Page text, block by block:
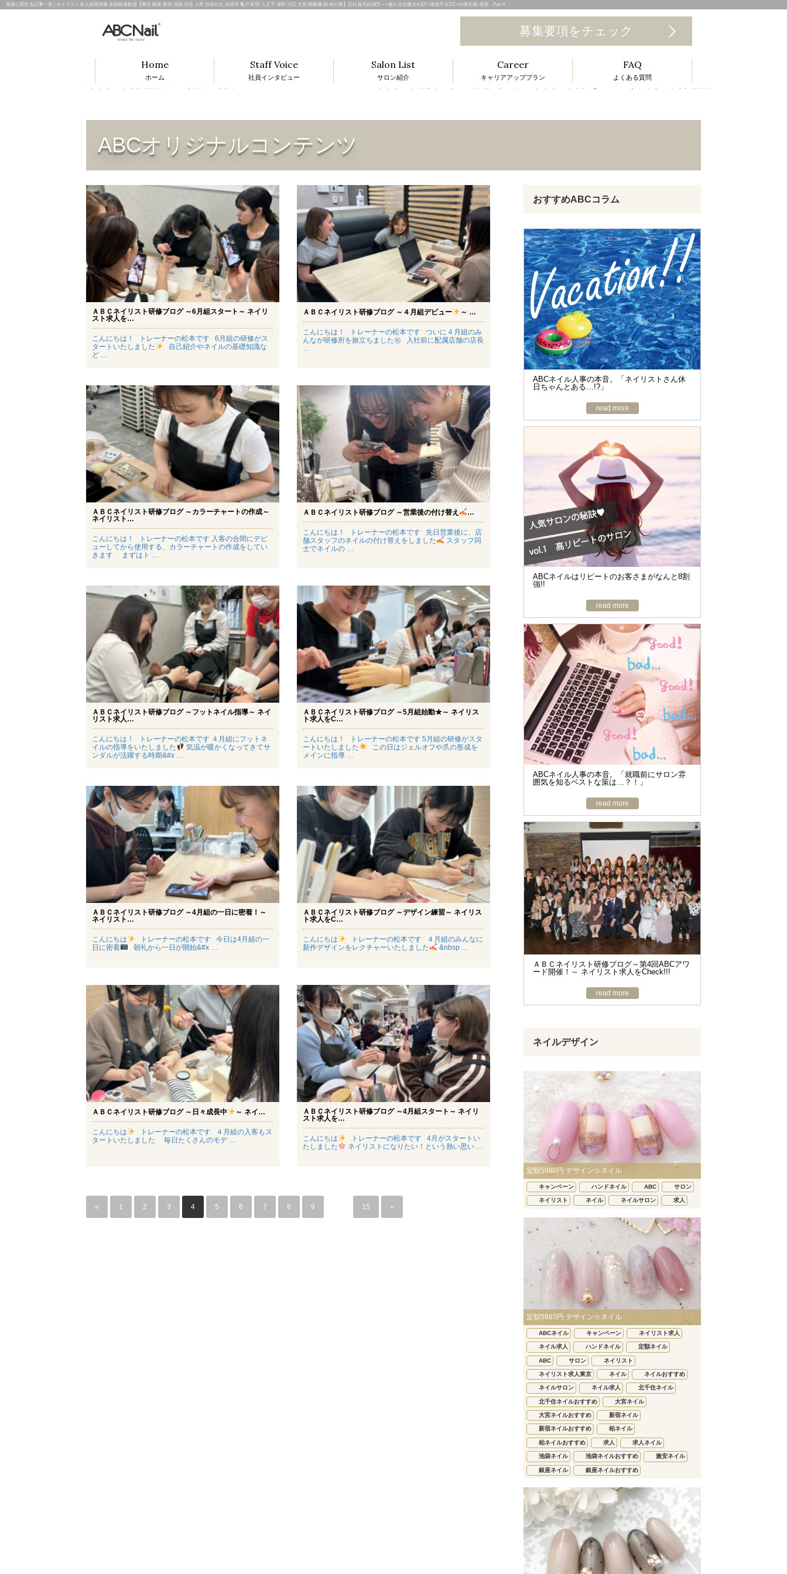
美容に関する記事一覧 | ネイリスト求人採用情報 未経験者歓迎【東京 銀座 新宿 池袋 渋谷 上野 自由が丘 吉祥寺 亀戸 町田 八王子 浦和 川口 大宮 南船橋 柏 柏の葉】正社員月給28万～+個人歩合最大4.3万+達成手当2万+社保完備♪美容 - Part 4
T
o
g
g
e
v
o
n
募集要項をチェック
Home
ホーム
Staff Voice
社員インタビュー
Salon List
サロン紹介
Career
キャリアアッププラン
FAQ
よくある質問
ＡＢＣネイリスト研修ブログ ～6月組スタート～ ネイリスト求人をCheck!!! | ネイリスト求人情報
ネイリスト求人情報TOP 4頁目
ABCオリジナルコンテンツ
ＡＢＣネイリスト研修ブログ ～6月組スタート～ ネイリ
スト求人を…
こんにちは！ トレーナーの松本です 6月組の研修がス
タートいたしました
自己紹介やネイルの基礎知識な
ど …
ＡＢＣネイリスト研修ブログ ～４月組デビュー ～ …
こんにちは！ トレーナーの松本です ついに４月組のみ
んなが研修所を旅立ちました㊗ 入社前に配属店舗の店長
…
ＡＢＣネイリスト研修ブログ ～カラーチャートの作成～
ネイリスト…
こんにちは！ トレーナーの松本です 入客の合間にデビ
ューしてから使用する、カラーチャートの作成をしてい
きます まずはト …
ＡＢＣネイリスト研修ブログ ～営業後の付け替え …
こんにちは！ トレーナーの松本です 先日営業後に、店
舗スタッフのネイルの付け替えをしました
スタッフ同
士でネイルの …
ＡＢＣネイリスト研修ブログ ～フットネイル指導～ ネイ
リスト求人…
こんにちは！ トレーナーの松本です ４月組にフットネ
イルの指導をいたしました
気温が暖かくなってきてサ
ンダルが活躍する時期&#x …
ＡＢＣネイリスト研修ブログ ～5月組始動★～ ネイリス
ト求人をC…
こんにちは！ トレーナーの松本です 5月組の研修がスタ
ートいたしました
この日はジェルオフや爪の形成を
メインに指導 …
ＡＢＣネイリスト研修ブログ ～4月組の一日に密着！～
ネイリスト…
こんにちは
トレーナーの松本です 今日は4月組の一
日に密着
朝礼から一日が開始&#x …
ＡＢＣネイリスト研修ブログ ～デザイン練習～ ネイリス
ト求人をC…
こんにちは
トレーナーの松本です ４月組のみんなに
新作デザインをレクチャーいたしました
&nbsp …
ＡＢＣネイリスト研修ブログ ～日々成長中 ～ ネイ…
こんにちは
トレーナーの松本です ４月組の入客もス
タートいたしました 毎日たくさんのモデ …
ＡＢＣネイリスト研修ブログ ～4月組スタート～ ネイリ
スト求人を…
こんにちは
トレーナーの松本です 4月がスタートい
たしました
ネイリストになりたい！という熱い思い …
« 1 2 3 4 5 6 7 8 9 15 »
おすすめABCコラム
ABCネイル人事の本音。「ネイリストさん休
日ちゃんとある…!?」
read more
ABCネイルはリピートのお客さまがなんと8割
強!!
read more
ABCネイル人事の本音。「就職前にサロン雰
囲気を知るベストな策は…？！」
read more
ＡＢＣネイリスト研修ブログ～第4回ABCアワ
ード開催！～ ネイリスト求人をCheck!!!
read more
ネイルデザイン
定額5980円 デザイン☆ネイル
キャンペーン ハンドネイル ABC サロン
ネイリスト ネイル ネイルサロン 求人
定額5980円 デザイン☆ネイル
ABCネイル キャンペーン ネイリスト求人
ネイル求人 ハンドネイル 定額ネイル
ABC サロン ネイリスト
ネイリスト求人東京 ネイル ネイルおすすめ
ネイルサロン ネイル求人 北千住ネイル
北千住ネイルおすすめ 大宮ネイル
大宮ネイルおすすめ 新宿ネイル
新宿ネイルおすすめ 柏ネイル
柏ネイルおすすめ 求人 求人ネイル
池袋ネイル 池袋ネイルおすすめ 激安ネイル
銀座ネイル 銀座ネイルおすすめ